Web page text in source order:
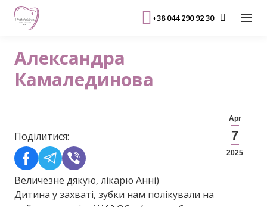
+38 044 290 92 30
Александра
Камалединова
Apr
7
2025
Поділитися:
Величезне дякую, лікарю Анні)
Дитина у захваті, зубки нам полікували на